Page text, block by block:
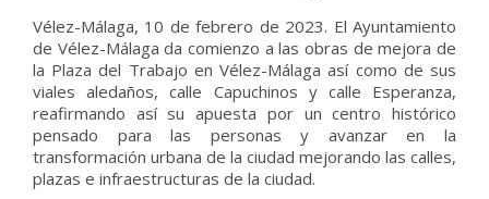
Vélez-Málaga, 10 de febrero de 2023. El Ayuntamiento
de Vélez-Málaga da comienzo a las obras de mejora de
la Plaza del Trabajo en Vélez-Málaga así como de sus
viales aledaños, calle Capuchinos y calle Esperanza,
reafirmando así su apuesta por un centro histórico
pensado para las personas y avanzar en la
transformación urbana de la ciudad mejorando las calles,
plazas e infraestructuras de la ciudad.